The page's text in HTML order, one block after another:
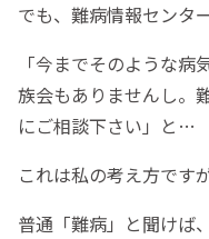
でも、難病情報センタ
「今までそのような
族会もありませんし。
にご相談下さい」と…
これは私の考え方です
普通「難病」と聞けば